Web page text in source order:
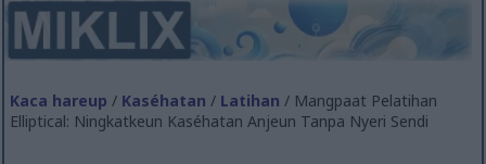
Kaca hareup / Kaséhatan / Latihan / Mangpaat Pelatihan
Elliptical: Ningkatkeun Kaséhatan Anjeun Tanpa Nyeri Sendi